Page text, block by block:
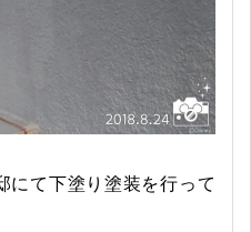
にて下塗り塗装を行って